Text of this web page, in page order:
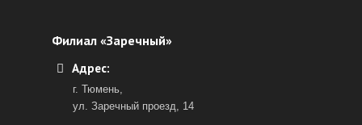
Филиал «Заречный»
Адрес:
г. Тюмень,
ул. Заречный проезд, 14